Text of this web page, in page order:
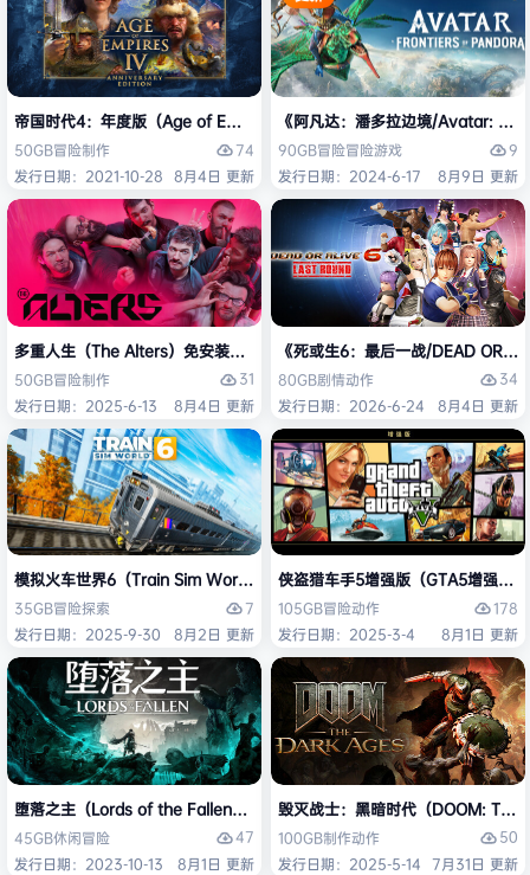
帝国时代4：年度版（Age of Empires IV: Anniversary Edition）免安装
50GB冒险制作
74
发行日期：2021-10-28 8月4日 更新
《阿凡达：潘多拉边境/Avatar:
90GB冒险冒险游戏
9
发行日期：2024-6-17
8月9日 更新
多重人生（The Alters）免安装中文版
50GB冒险制作
31
发行日期：2025-6-13
8月4日 更新
《死或生6：最后一战/DEAD OR
80GB剧情动作
34
发行日期：2026-6-24
8月4日 更新
模拟火车世界6（Train Sim World 6）免安装中文版
35GB冒险探索
7
发行日期：2025-9-30
8月2日 更新
侠盗猎车手5增强版（GTA5增强版
105GB冒险动作
178
发行日期：2025-3-4
8月1日 更新
堕落之主（Lords of the Fallen）免安装中文版
45GB休闲冒险
47
发行日期：2023-10-13
8月1日 更新
毁灭战士：黑暗时代（DOOM: The
100GB制作动作
50
发行日期：2025-5-14 7月31日 更新